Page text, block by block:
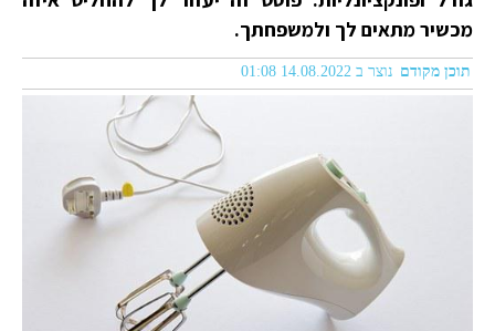
מכשיר מתאים לך ולמשפחתך.
תוכן מקודם נוצר ב 14.08.2022 01:08